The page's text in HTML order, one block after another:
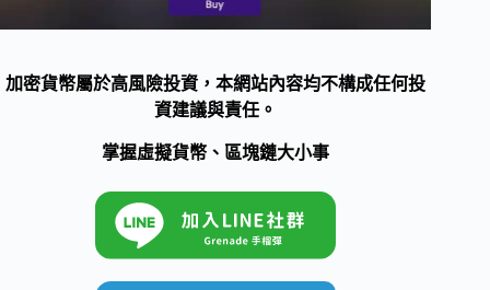
加密貨幣屬於高風險投資，本網站內容均不構成任何投
資建議與責任。
掌握虛擬貨幣、區塊鏈大小事